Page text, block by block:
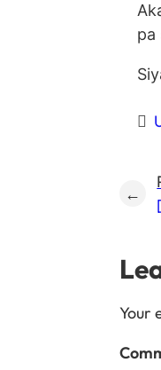
pa
←
Your